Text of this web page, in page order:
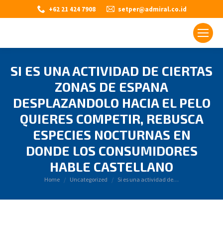
+62 21 424 7908 setper@admiral.co.id
SI ES UNA ACTIVIDAD DE CIERTAS
ZONAS DE ESPANA
DESPLAZANDOLO HACIA EL PELO
QUIERES COMPETIR, REBUSCA
ESPECIES NOCTURNAS EN
DONDE LOS CONSUMIDORES
HABLE CASTELLANO
You are here:
Home Uncategorized Si es una actividad de…